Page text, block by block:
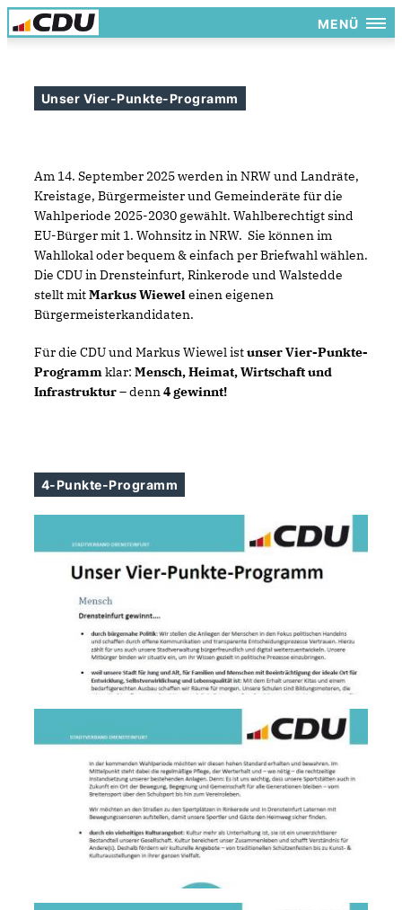
MENÜ
Unser Vier-Punkte-Programm
Am 14. September 2025 werden in NRW und Landräte,
Kreistage, Bürgermeister und Gemeinderäte für die
Wahlperiode 2025-2030 gewählt. Wahlberechtigt sind
EU-Bürger mit 1. Wohnsitz in NRW. Sie können im
Wahllokal oder bequem & einfach per Briefwahl wählen.
Die CDU in Drensteinfurt, Rinkerode und Walstedde
stellt mitMarkus Wieweleinen eigenen
Bürgermeisterkandidaten.
Für die CDU und Markus Wiewel istunser Vier-Punkte-
Programmklar: Mensch, Heimat, Wirtschaft und
Infrastruktur– denn4 gewinnt!
4-Punkte-Programm